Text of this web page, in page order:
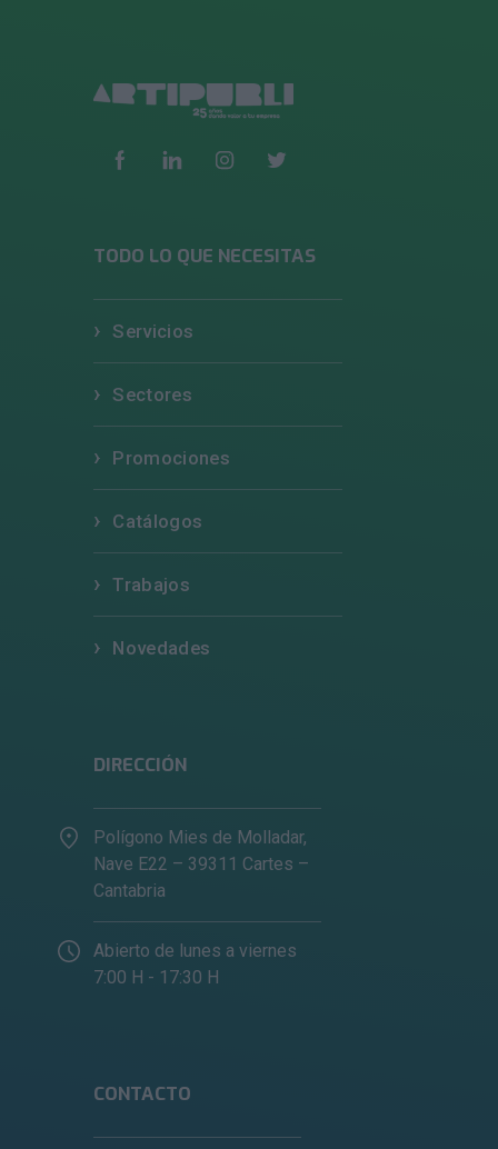
TODO LO QUE NECESITAS
Servicios
Sectores
Promociones
Catálogos
Trabajos
Novedades
DIRECCIÓN
Polígono Mies de Molladar,
Nave E22 – 39311 Cartes –
Cantabria
Abierto de lunes a viernes
7:00 H - 17:30 H
CONTACTO